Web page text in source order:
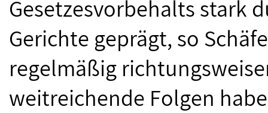
Gesetzesvorbehalts stark
Gerichte geprägt, so
regelmäßig
weitreichende Folgen